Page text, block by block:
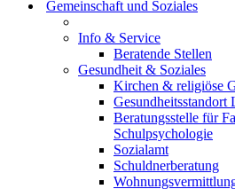
Gemeinschaft und Soziales
Info & Service
Beratende Stellen
Gesundheit & Soziales
Kirchen & religiöse
Gesundheitsstandort
Beratungsstelle für
Schulpsychologie
Sozialamt
Schuldnerberatung